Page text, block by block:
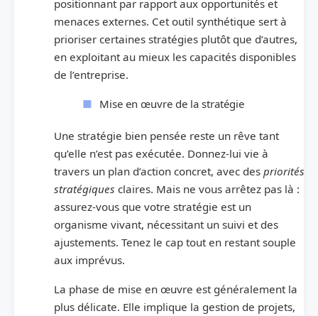
positionnant par rapport aux opportunités et
menaces externes. Cet outil synthétique sert à
prioriser certaines stratégies plutôt que d’autres,
en exploitant au mieux les capacités disponibles
de l’entreprise.
Mise en œuvre de la stratégie
Une stratégie bien pensée reste un rêve tant
qu’elle n’est pas exécutée. Donnez-lui vie à
travers un plan d’action concret, avec des priorités
stratégiques claires. Mais ne vous arrêtez pas là :
assurez-vous que votre stratégie est un
organisme vivant, nécessitant un suivi et des
ajustements. Tenez le cap tout en restant souple
aux imprévus.
La phase de mise en œuvre est généralement la
plus délicate. Elle implique la gestion de projets,